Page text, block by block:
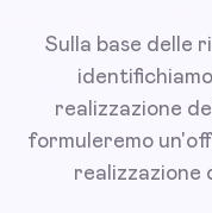
Sulla base delle
realizzazione
formuleremo
realizzazione